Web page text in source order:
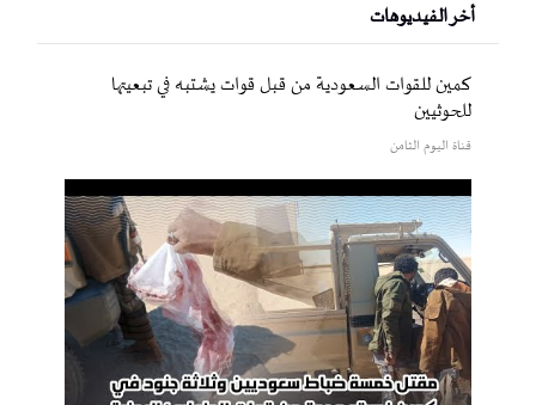
أخر الفيديوهات
كمين للقوات السعودية من قبل قوات يشتبه في تبعيتها
للحوثيين
قناة اليوم الثامن